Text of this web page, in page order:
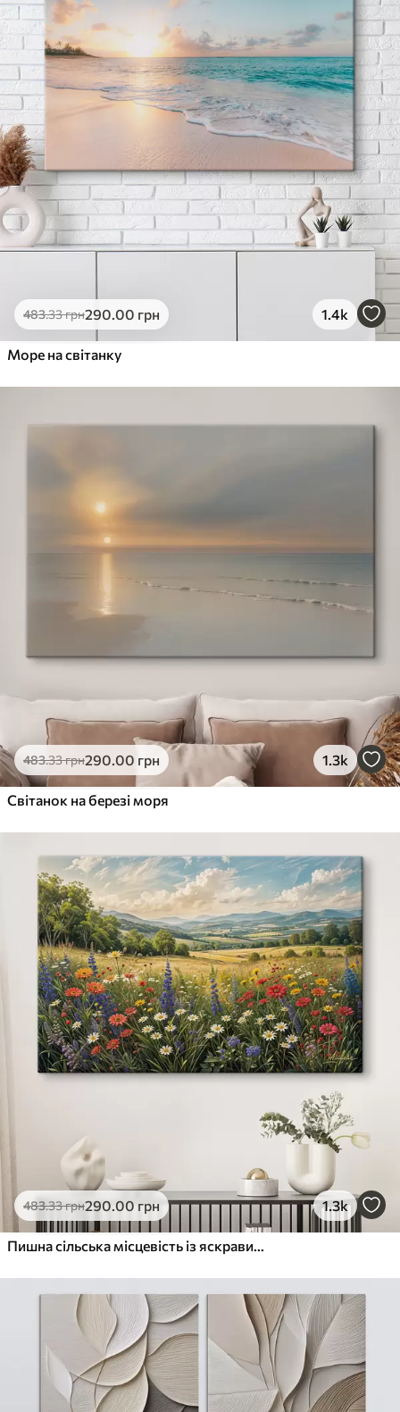
483.33грн290.00 грн 1.4k
Море на світанку
483.33грн290.00 грн 1.3k
Світанок на березі моря
483.33грн290.00 грн 1.3k
Пишна сільська місцевість із яскравим лугом диких квітів, наповненим різнокольоровими квітами під хмарним небом